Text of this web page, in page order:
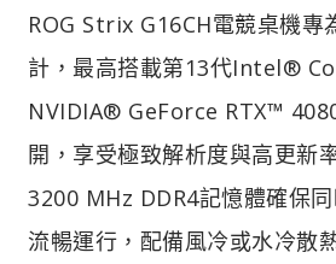
ROG Strix G16CH電競桌機專
計，最高搭載第13代Intel®
NVIDIA® GeForce RTX™
開，享受極致解析度與高更新
3200 MHz DDR4記憶體確保
流暢運行，配備風冷或水冷散